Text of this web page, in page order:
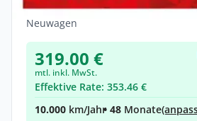
Elektro •Automatik •190 PS (140 kW)
Neuwagen
319.00 €
mtl. inkl. MwSt.
Effektive Rate: 353.46 €
10.000 km/Jahr• 48 Monate